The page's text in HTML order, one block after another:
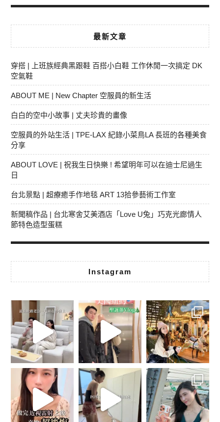
最新文章
穿搭 | 上班族經典黑跟鞋 百搭小白鞋 工作休閒一次搞定 DK
空氣鞋
ABOUT ME | New Chapter 空服員的新生活
白白的空中小故事 | 丈夫珍貴的畫像
空服員的外站生活 | TPE-LAX 紀錄小菜鳥LA 長班的各種美食
分享
ABOUT LOVE | 祝我生日快樂 ! 希望明年可以在迪士尼過生
日
台北景點 | 超療癒手作地毯 ART 13拾參藝術工作室
新聞稿作品 | 台北寒舍艾美酒店「Love U兔」巧克光廊情人
節特色造型蛋糕
Instagram